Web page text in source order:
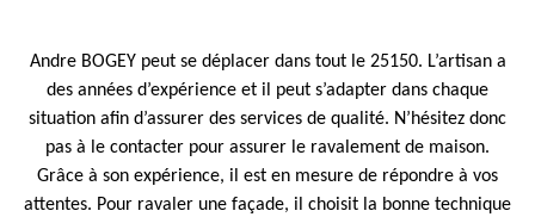
Andre BOGEY peut se déplacer dans tout le 25150. L’artisan a
des années d’expérience et il peut s’adapter dans chaque
situation afin d’assurer des services de qualité. N’hésitez donc
pas à le contacter pour assurer le ravalement de maison.
Grâce à son expérience, il est en mesure de répondre à vos
attentes. Pour ravaler une façade, il choisit la bonne technique